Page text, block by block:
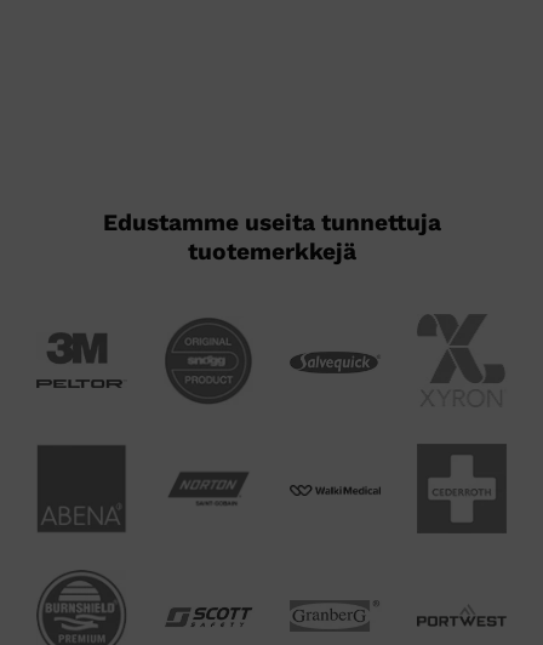
Edustamme useita tunnettuja
tuotemerkkejä